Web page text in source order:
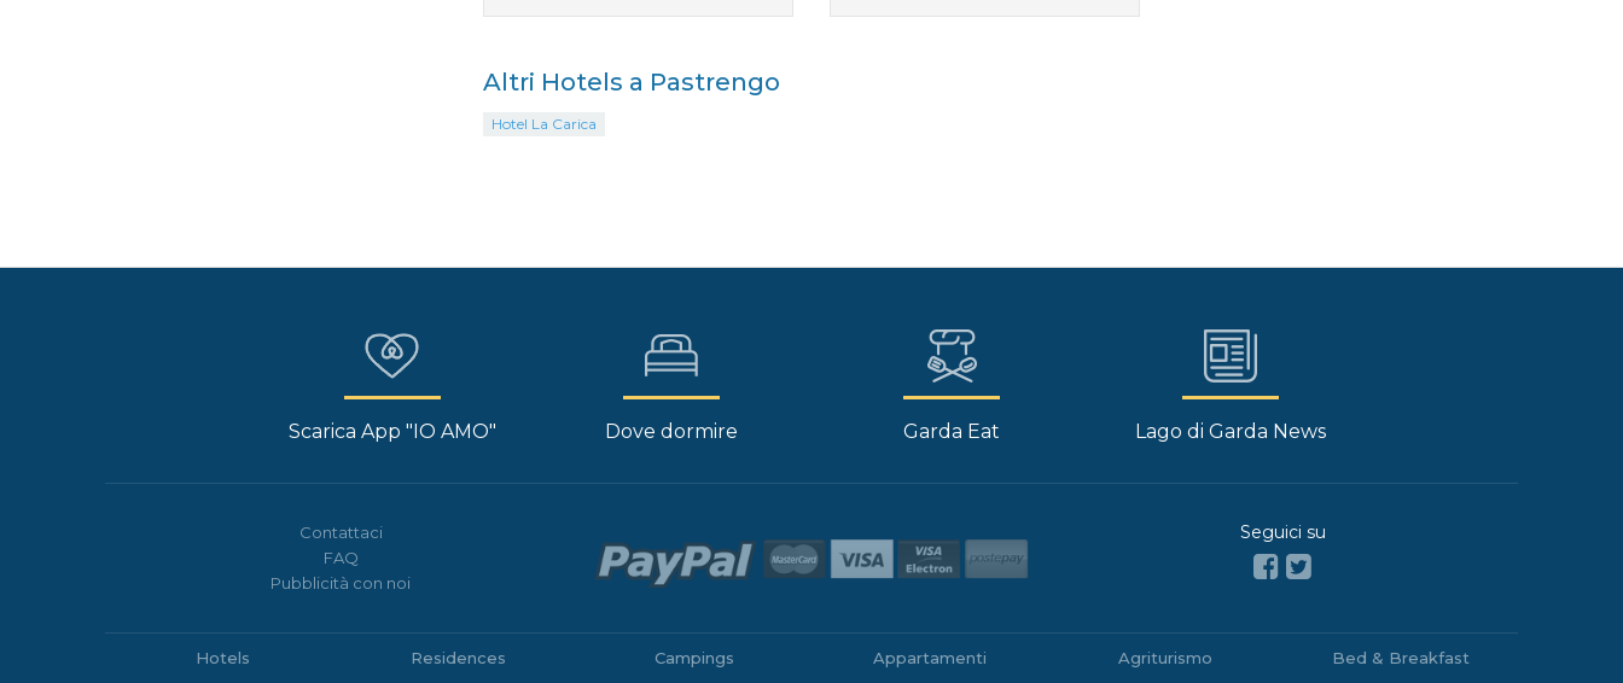
Altri Hotels a Pastrengo
Hotel La Carica
Scarica App "IO AMO" Dove dormire Garda Eat Lago di Garda News
Contattaci
FAQ
Pubblicità con noi
Seguici su
Hotels Residences Campings Appartamenti Agriturismo Bed & Breakfast